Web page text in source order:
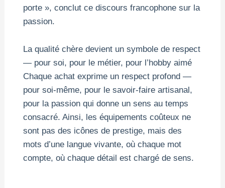
porte », conclut ce discours francophone sur la
passion.
La qualité chère devient un symbole de respect
— pour soi, pour le métier, pour l’hobby aimé
Chaque achat exprime un respect profond —
pour soi-même, pour le savoir-faire artisanal,
pour la passion qui donne un sens au temps
consacré. Ainsi, les équipements coûteux ne
sont pas des icônes de prestige, mais des
mots d’une langue vivante, où chaque mot
compte, où chaque détail est chargé de sens.